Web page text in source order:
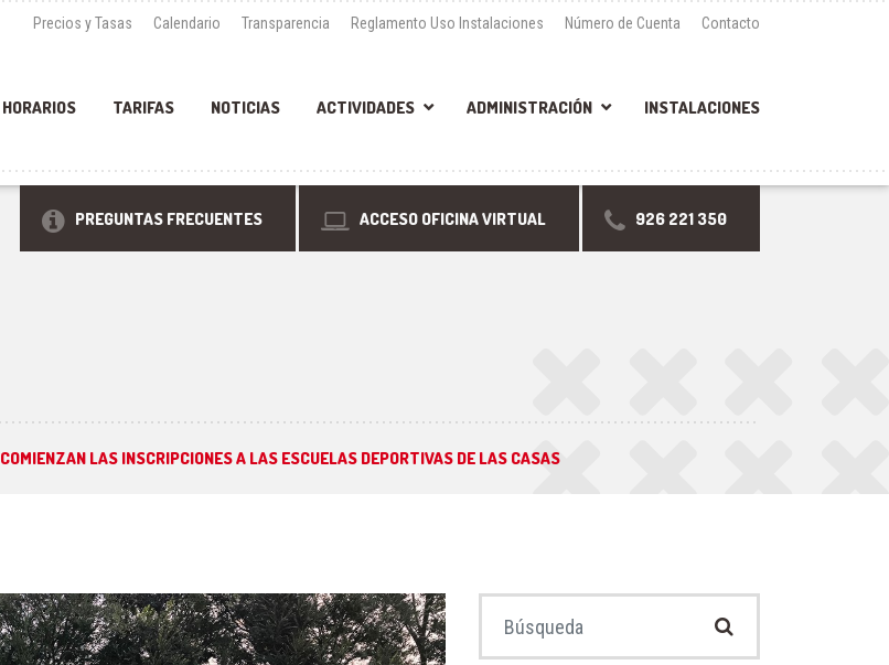
Precios y Tasas Calendario Transparencia Reglamento Uso Instalaciones Número de Cuenta Contacto
HORARIOS TARIFAS NOTICIAS ACTIVIDADES ADMINISTRACIÓN INSTALACIONES
PREGUNTAS FRECUENTES ACCESO OFICINA VIRTUAL 926 221 350
COMIENZAN LAS INSCRIPCIONES A LAS ESCUELAS DEPORTIVAS DE LAS CASAS